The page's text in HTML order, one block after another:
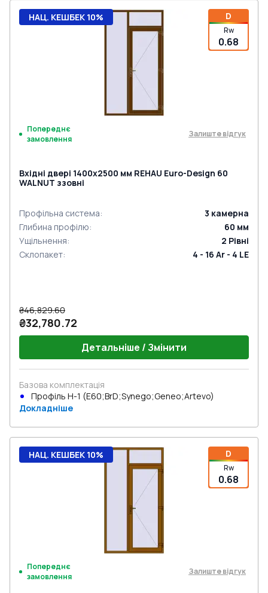
D
Rw
0.68
НАЦ. КЕШБЕК 10%
Попереднє
замовлення
Залиште відгук
Вхідні двері 1400x2500 мм REHAU Euro-Design 60
WALNUT ззовні
Профільна система: 3 камерна
Глибина профілю: 60 мм
Ущільнення: 2 Рівні
Склопакет: 4 - 16 Ar - 4 LE
₴46,829.60
₴32,780.72
Детальніше / Змінити
Базова комплектація
Профіль Н-1 (E60;BrD;Synego;Geneo;Artevo)
Докладніше
D
Rw
0.68
НАЦ. КЕШБЕК 10%
Попереднє
замовлення
Залиште відгук